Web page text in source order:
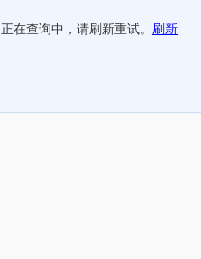
正在查询中，请刷新重试。 刷新